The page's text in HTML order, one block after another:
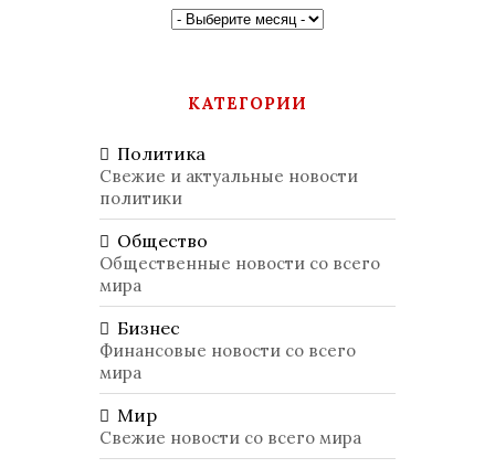
КАТЕГОРИИ
Политика
Свежие и актуальные новости
политики
Общество
Общественные новости со всего
мира
Бизнес
Финансовые новости со всего
мира
Мир
Свежие новости со всего мира